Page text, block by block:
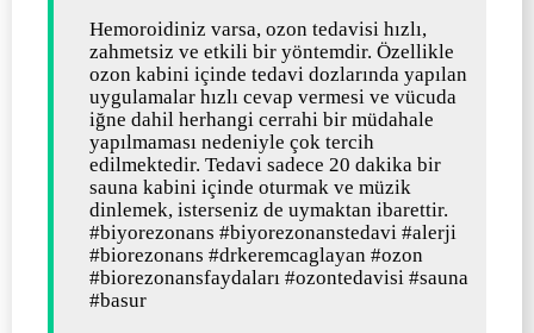
Hemoroidiniz varsa, ozon tedavisi hızlı,
zahmetsiz ve etkili bir yöntemdir. Özellikle
ozon kabini içinde tedavi dozlarında yapılan
uygulamalar hızlı cevap vermesi ve vücuda
iğne dahil herhangi cerrahi bir müdahale
yapılmaması nedeniyle çok tercih
edilmektedir. Tedavi sadece 20 dakika bir
sauna kabini içinde oturmak ve müzik
dinlemek, isterseniz de uymaktan ibarettir.
#biyorezonans #biyorezonanstedavi #alerji
#biorezonans #drkeremcaglayan #ozon
#biorezonansfaydaları #ozontedavisi #sauna
#basur